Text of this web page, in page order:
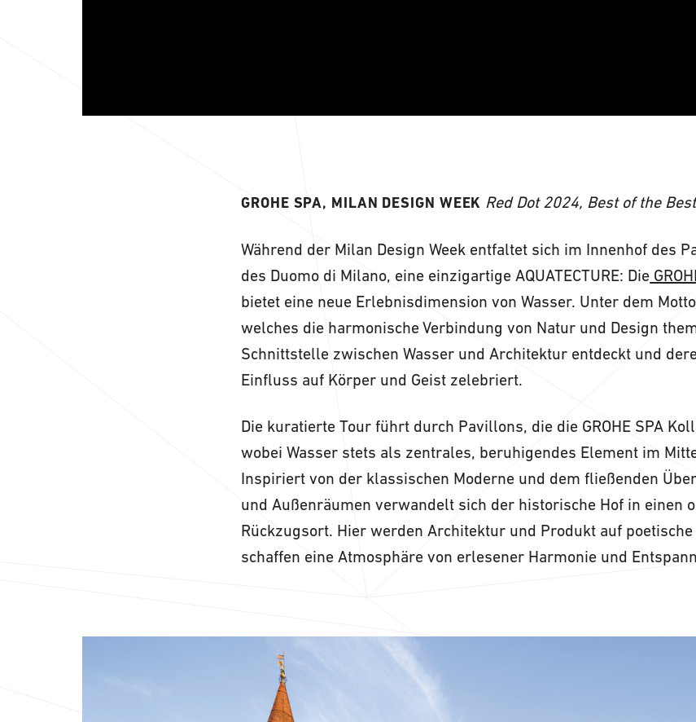
GROHE SPA, MILAN DESIGN WEEK Red Dot 2024, Best of the Best
Während der Milan Design Week entfaltet sich im Innenhof des
des Duomo di Milano, eine einzigartige AQUATECTURE: Die
bietet eine neue Erlebnisdimension von Wasser. Unter dem Motto
welches die harmonische Verbindung von Natur und Design
Schnittstelle zwischen Wasser und Architektur entdeckt und
Einfluss auf Körper und Geist zelebriert.
Die kuratierte Tour führt durch Pavillons, die die GROHE SPA
wobei Wasser stets als zentrales, beruhigendes Element im
Inspiriert von der klassischen Moderne und dem fließenden
und Außenräumen verwandelt sich der historische Hof in einen
Rückzugsort. Hier werden Architektur und Produkt auf
schaffen eine Atmosphäre von erlesener Harmonie und